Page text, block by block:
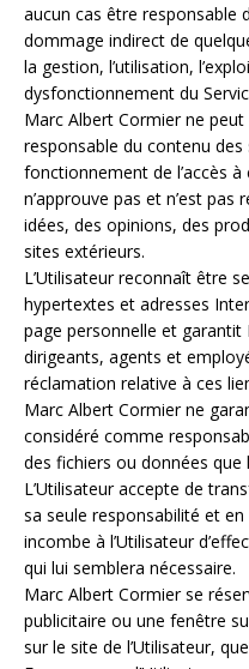
aucun cas être responsable
dommage indirect de
la gestion, l’utilisation,
dysfonctionnement du
Marc Albert Cormier ne
responsable du contenu
fonctionnement de l’accès
n’approuve pas et n’est
idées, des opinions, des
sites extérieurs.
L’Utilisateur reconnaît être
hypertextes et adresses
page personnelle et garantit
dirigeants, agents et
réclamation relative à ces
Marc Albert Cormier ne
considéré comme
des fichiers ou données que
L’Utilisateur accepte de
sa seule responsabilité et
incombe à l’Utilisateur
qui lui semblera nécessaire.
Marc Albert Cormier se
publicitaire ou une fenêtre
sur le site de l’Utilisateur,